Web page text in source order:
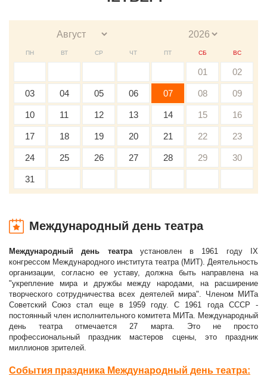
ПН ВТ СР ЧТ ПТ СБ ВС
01 02
03 04 05 06 07 08 09
10 11 12 13 14 15 16
17 18 19 20 21 22 23
24 25 26 27 28 29 30
31
Международный день театра
Международный день театраустановлен в 1961 году IX
конгрессом Международного института театра (МИТ). Деятельность
организации, согласно ее уставу, должна быть направлена на
"укрепление мира и дружбы между народами, на расширение
творческого сотрудничества всех деятелей мира". Членом МИТа
Советский Союз стал еще в 1959 году. С 1961 года СССР -
постоянный член исполнительного комитета МИТа. Международный
день театра отмечается 27 марта. Это не просто
профессиональный праздник мастеров сцены, это праздник
миллионов зрителей.
События праздника Международный день театра: